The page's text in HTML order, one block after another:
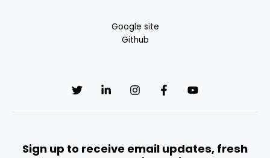
Google site
Github
Sign up to receive email updates, fresh